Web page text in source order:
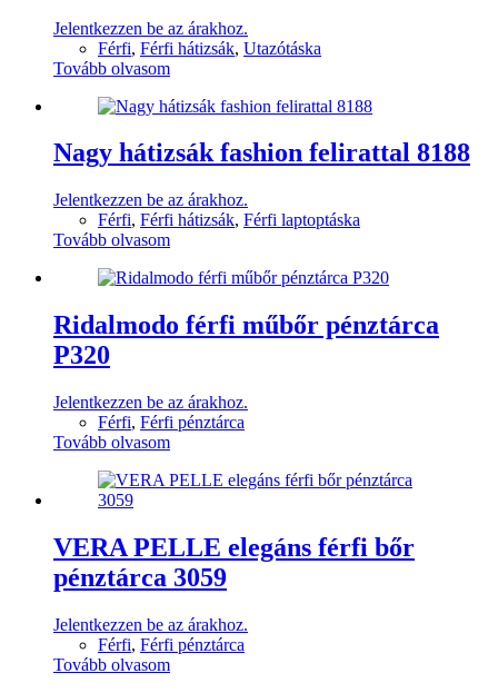
Jelentkezzen be az árakhoz.
Férfi, Férfi hátizsák, Utazótáska
Tovább olvasom
Nagy hátizsák fashion felirattal 8188
Jelentkezzen be az árakhoz.
Férfi, Férfi hátizsák, Férfi laptoptáska
Tovább olvasom
Ridalmodo férfi műbőr pénztárca
P320
Jelentkezzen be az árakhoz.
Férfi, Férfi pénztárca
Tovább olvasom
VERA PELLE elegáns férfi bőr
pénztárca 3059
Jelentkezzen be az árakhoz.
Férfi, Férfi pénztárca
Tovább olvasom